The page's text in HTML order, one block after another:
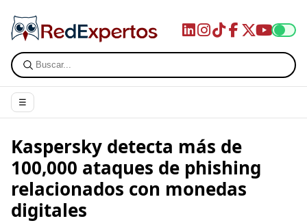
☰
Kaspersky detecta más de
100,000 ataques de phishing
relacionados con monedas
digitales